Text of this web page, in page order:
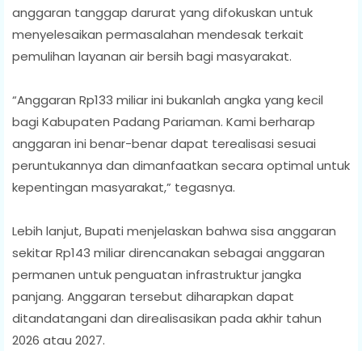
anggaran tanggap darurat yang difokuskan untuk
menyelesaikan permasalahan mendesak terkait
pemulihan layanan air bersih bagi masyarakat.
“Anggaran Rp133 miliar ini bukanlah angka yang kecil
bagi Kabupaten Padang Pariaman. Kami berharap
anggaran ini benar-benar dapat terealisasi sesuai
peruntukannya dan dimanfaatkan secara optimal untuk
kepentingan masyarakat,” tegasnya.
Lebih lanjut, Bupati menjelaskan bahwa sisa anggaran
sekitar Rp143 miliar direncanakan sebagai anggaran
permanen untuk penguatan infrastruktur jangka
panjang. Anggaran tersebut diharapkan dapat
ditandatangani dan direalisasikan pada akhir tahun
2026 atau 2027.